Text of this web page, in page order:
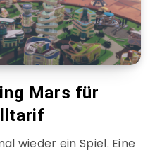
Mars für
wieder ein Spiel. Eine